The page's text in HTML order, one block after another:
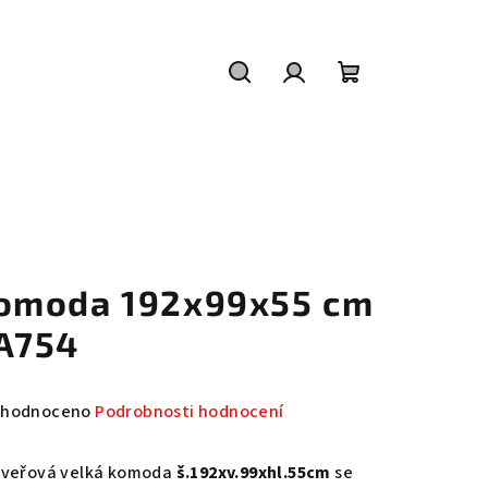
192x99x55 cm
Podrobnosti hodnocení
velká komoda š.192xv.99xhl.55cm se